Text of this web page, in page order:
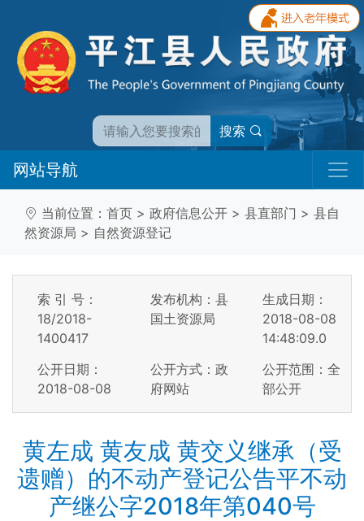
搜索
网站导航
当前位置： 首页 > 政府信息公开 > 县直部门 > 县自
然资源局 > 自然资源登记
索 引 号：
18/2018-
1400417
发布机构：县
国土资源局
生成日期：
2018-08-08
14:48:09.0
公开日期：
2018-08-08
公开方式：政
府网站
公开范围：全
部公开
黄左成 黄友成 黄交义继承（受
遗赠）的不动产登记公告平不动
产继公字2018年第040号